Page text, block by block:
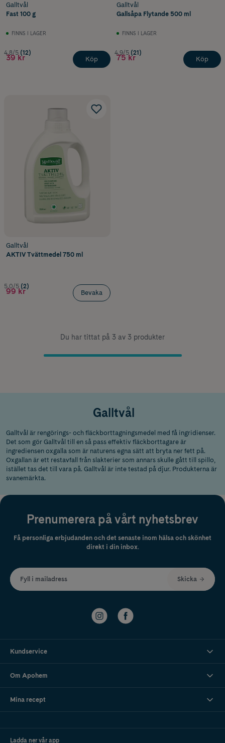
Galltvål
Fast 100 g
FINNS I LAGER
4.8/5 (12)
39 kr Köp
Galltvål
Gallsåpa Flytande 500 ml
FINNS I LAGER
4.9/5 (21)
75 kr Köp
Galltvål
AKTIV Tvättmedel 750 ml
5.0/5 (2)
99 kr Bevaka
Du har tittat på 3 av 3 produkter
Galltvål
Galltvål är rengörings- och fläckborttagningsmedel med få ingridienser.
Det som gör Galltvål till en så pass effektiv fläckborttagare är
ingrediensen oxgalla som är naturens egna sätt att bryta ner fett på.
Oxgallan är ett restavfall från slakterier som annars skulle gått till spillo,
istället tas det till vara på. Galltvål är inte testad på djur. Produkterna är
svanemärkta.
Prenumerera på vårt nyhetsbrev
Få personliga erbjudanden och det senaste inom hälsa och skönhet
direkt i din inbox.
Fyll i mailadress Skicka
Kundservice
Om Apohem
Mina recept
Ladda ner vår app